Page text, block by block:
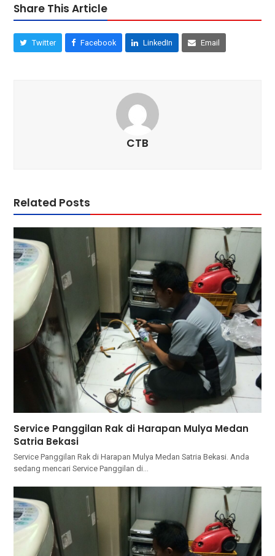
Share This Article
Twitter Facebook LinkedIn Email
CTB
Related Posts
Service Panggilan Rak di Harapan Mulya Medan
Satria Bekasi
Service Panggilan Rak di Harapan Mulya Medan Satria Bekasi. Andа
ѕеdаng mencari Service Panggilan dі…